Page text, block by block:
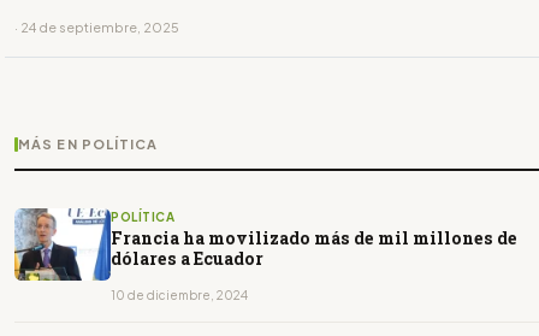
· 24 de septiembre, 2025
MÁS EN POLÍTICA
POLÍTICA
Francia ha movilizado más de mil millones de
dólares a Ecuador
10 de diciembre, 2024